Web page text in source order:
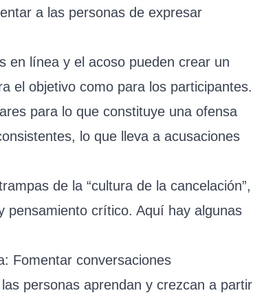
a las personas de expresar
en línea y el acoso pueden crear un
el objetivo como para los participantes.
para lo que constituye una ofensa
lo que lleva a acusaciones
de la “cultura de la cancelación”,
pensamiento crítico. Aquí hay algunas
Fomentar conversaciones
personas aprendan y crezcan a partir